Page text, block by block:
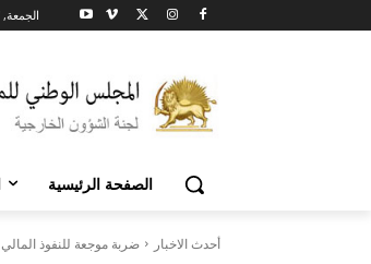
الجمعة, 7 أغسطس 2026
الصفحة الرئيسية
أحدث الاخبار ضربة موجعة للنفوذ